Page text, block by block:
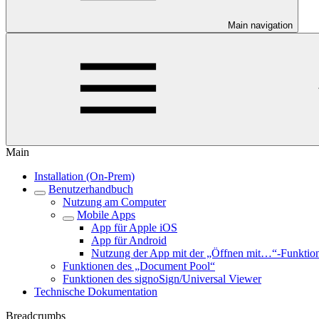
Main navigation
Main
Installation (On-Prem)
Benutzerhandbuch
Nutzung am Computer
Mobile Apps
App für Apple iOS
App für Android
Nutzung der App mit der „Öffnen mit…“-
Funktionen des „Document Pool“
Funktionen des signoSign/Universal Viewer
Technische Dokumentation
Breadcrumbs